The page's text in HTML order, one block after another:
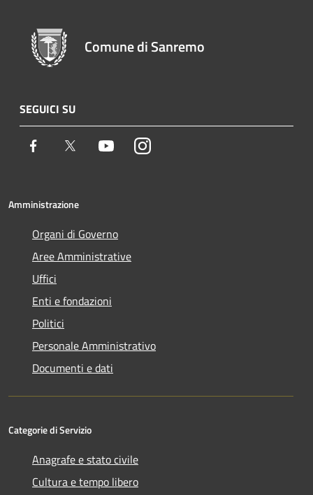
Comune di Sanremo
SEGUICI SU
Facebook Twitter YoutubeInstagram
Amministrazione
Organi di Governo
Aree Amministrative
Uffici
Enti e fondazioni
Politici
Personale Amministrativo
Documenti e dati
Categorie di Servizio
Anagrafe e stato civile
Cultura e tempo libero